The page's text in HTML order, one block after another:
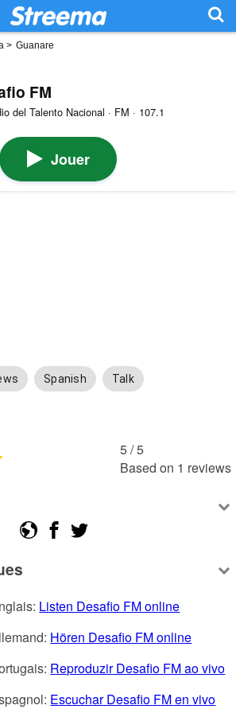
> Guanare
FM
del Talento Nacional · FM · 107.1
Jouer
Spanish Talk
5 /5
Based on 1 reviews
Listen Desafio FM online
Hören Desafio FM online
Reproduzir Desafio FM ao vivo
Escuchar Desafio FM en vivo